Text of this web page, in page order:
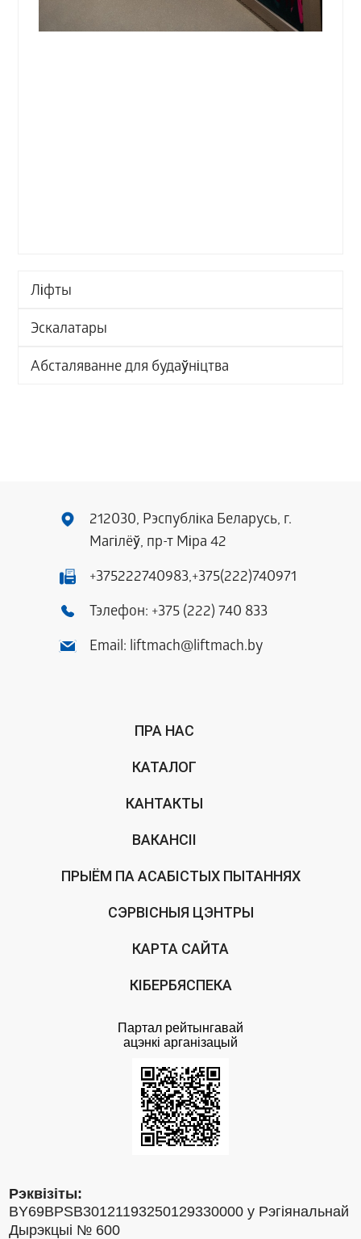
Ліфты
Эскалатары
Абсталяванне для будаўніцтва
212030, Рэспубліка Беларусь, г.
Магілёў, пр-т Міра 42
+375222740983,+375(222)740971
Тэлефон: +375 (222) 740 833
Email: liftmach@liftmach.by
ПРА НАС
КАТАЛОГ
КАНТАКТЫ
ВАКАНСІІ
ПРЫЁМ ПА АСАБІСТЫХ ПЫТАННЯХ
СЭРВІСНЫЯ ЦЭНТРЫ
КАРТА САЙТА
КІБЕРБЯСПЕКА
Партал рейтынгавай
ацэнкi арганiзацый
Рэквізіты:
BY69BPSB30121193250129330000 у Рэгіянальнай
Дырэкцыі № 600